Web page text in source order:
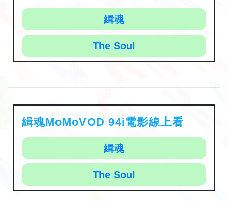
緝魂
The Soul
緝魂MoMoVOD 94i電影線上看
緝魂
The Soul